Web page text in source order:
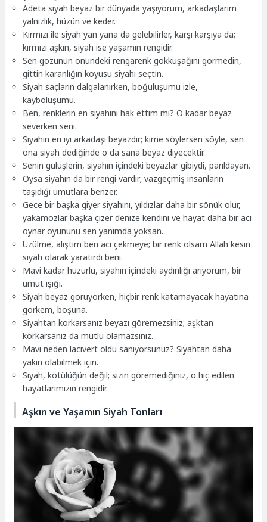
Adeta siyah beyaz bir dünyada yaşıyorum, arkadaşlarım
yalnızlık, hüzün ve keder.
Kırmızı ile siyah yan yana da gelebilirler, karşı karşıya da;
kırmızı aşkın, siyah ise yaşamın rengidir.
Sen gözünün önündeki rengarenk gökkuşağını görmedin,
gittin karanlığın koyusu siyahı seçtin.
Siyah saçların dalgalanırken, boğuluşumu izle,
kayboluşumu.
Ben, renklerin en siyahını hak ettim mi? O kadar beyaz
severken seni.
Siyahın en iyi arkadaşı beyazdır; kime söylersen söyle, sen
ona siyah dediğinde o da sana beyaz diyecektir.
Senin gülüşlerin, siyahın içindeki beyazlar gibiydi, parıldayan.
Oysa siyahın da bir rengi vardır; vazgeçmiş insanların
taşıdığı umutlara benzer.
Gece bir başka giyer siyahını, yıldızlar daha bir sönük olur,
yakamozlar başka çizer denize kendini ve hayat daha bir acı
oynar oyununu sen yanımda yoksan.
Üzülme, alıştım ben acı çekmeye; bir renk olsam Allah kesin
siyah olarak yaratırdı beni.
Mavi kadar huzurlu, siyahın içindeki aydınlığı arıyorum, bir
umut ışığı.
Siyah beyaz görüyorken, hiçbir renk katamayacak hayatına
görkem, boşuna.
Siyahtan korkarsanız beyazı göremezsiniz; aşktan
korkarsanız da mutlu olamazsınız.
Mavi neden lacivert oldu sanıyorsunuz? Siyahtan daha
yakın olabilmek için.
Siyah, kötülüğün değil; sizin göremediğiniz, o hiç edilen
hayatlarımızın rengidir.
Aşkın ve Yaşamın Siyah Tonları